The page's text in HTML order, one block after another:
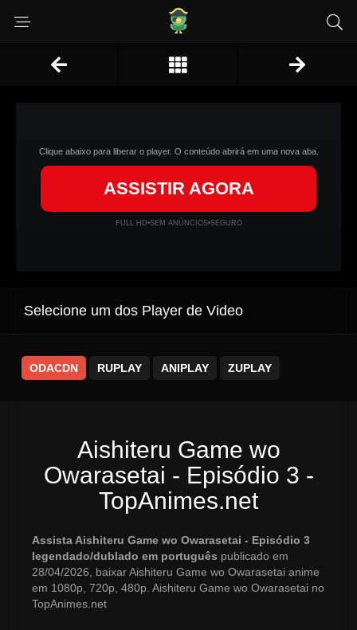
Clique abaixo para liberar o player. O conteúdo abrirá em uma nova aba.
ASSISTIR AGORA
FULL HD•SEM ANÚNCIOS•SEGURO
Selecione um dos Player de Video
ODACDN RUPLAY ANIPLAY ZUPLAY
Aishiteru Game wo
Owarasetai - Episódio 3 -
TopAnimes.net
Assista Aishiteru Game wo Owarasetai - Episódio 3
legendado/dublado em português publicado em
28/04/2026, baixar Aishiteru Game wo Owarasetai anime
em 1080p, 720p, 480p. Aishiteru Game wo Owarasetai no
TopAnimes.net